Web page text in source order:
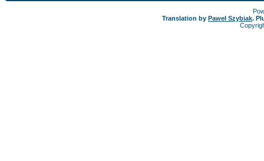
Translation by Paweł Szybiak.